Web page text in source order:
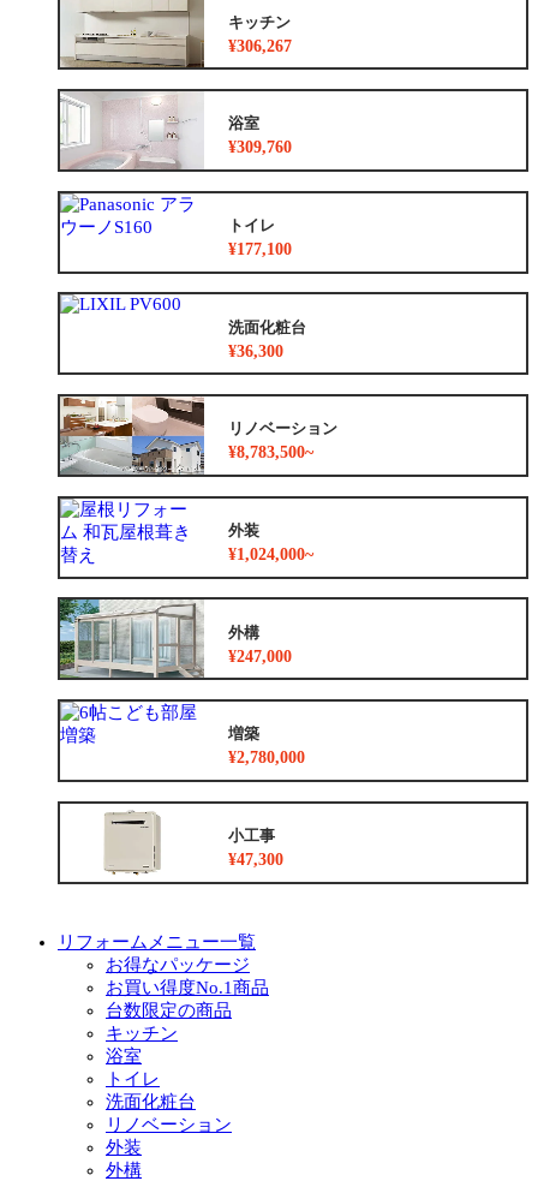
キッチン
¥306,267
浴室
¥309,760
トイレ
¥177,100
洗面化粧台
¥36,300
リノベーション
¥8,783,500~
外装
¥1,024,000~
外構
¥247,000
増築
¥2,780,000
小工事
¥47,300
リフォームメニュー一覧
お得なパッケージ
お買い得度No.1商品
台数限定の商品
キッチン
浴室
トイレ
洗面化粧台
リノベーション
外装
外構